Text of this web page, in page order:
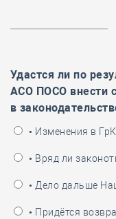
Удастся ли по
АСО ПОСО внести
в
• Изменения в
• Вряд ли
• Дело дальше
• Придётся